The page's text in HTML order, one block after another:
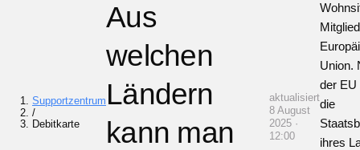
Supportzentrum
/
Debitkarte
Aus
welchen
Ländern
kann man
aktualisiert
8 August
2025 ·
12:00
Union.
der
die
ihres